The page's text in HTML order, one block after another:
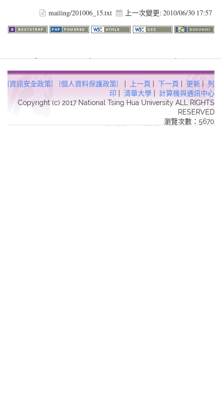
mailing/201006_15.txt 上一次變更: 2010/06/30 17:57
[資訊安全政策] [個人資料保護政策] | 上一頁 | 下一頁 | 更新 | 列
印 | 清華大學 | 計算機與通訊中心
Copyright (c) 2017 National Tsing Hua University ALL RIGHTS
RESERVED
瀏覽次數：5670
Warning: file_get_contents(http://www.geoplugin.net/php.gp?
ip=216.73.216.17): failed to open stream: HTTP request failed!
HTTP/1.1 403 Forbidden in
/usr/local/dokuwiki2017/lib/plugins/quickstats/action.phpon line